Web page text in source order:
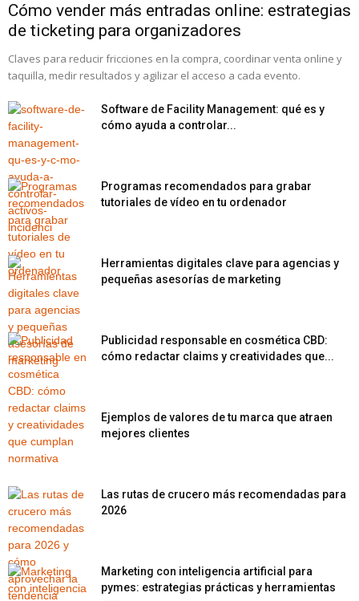
Cómo vender más entradas online: estrategias
de ticketing para organizadores
Claves para reducir fricciones en la compra, coordinar venta online y
taquilla, medir resultados y agilizar el acceso a cada evento.
Software de Facility Management: qué es y
cómo ayuda a controlar...
Programas recomendados para grabar
tutoriales de vídeo en tu ordenador
Herramientas digitales clave para agencias y
pequeñas asesorías de marketing
Publicidad responsable en cosmética CBD:
cómo redactar claims y creatividades que...
Ejemplos de valores de tu marca que atraen
mejores clientes
Las rutas de crucero más recomendadas para
2026
Marketing con inteligencia artificial para
pymes: estrategias prácticas y herramientas